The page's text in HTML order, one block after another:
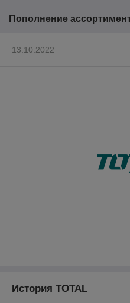
Пополнение
13.10.2022
История TOTAL